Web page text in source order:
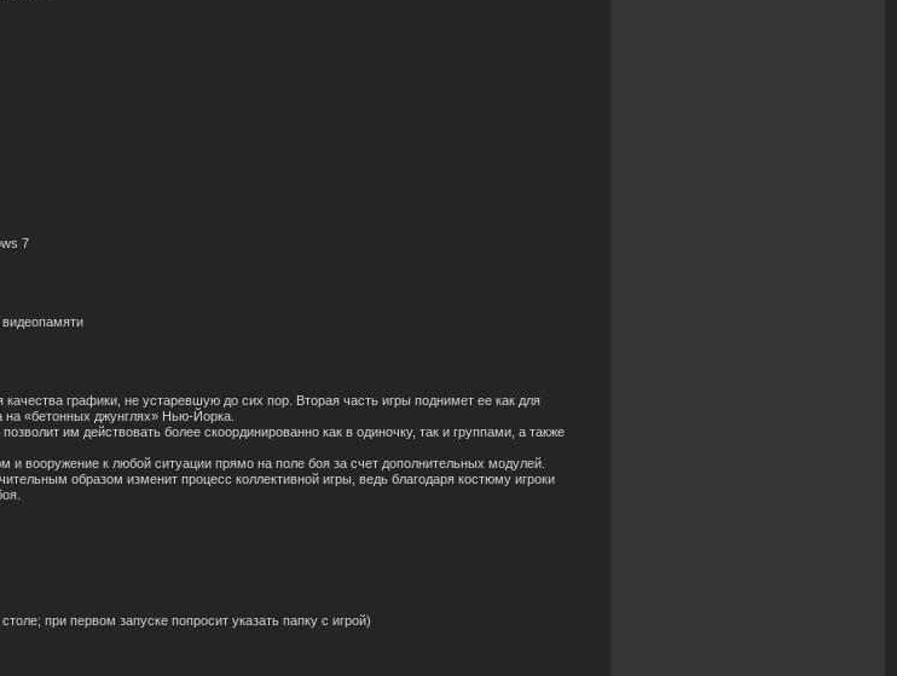
7
графики, не устаревшую до сих пор. Вторая часть игры поднимет ее как для
на «бетонных джунглях» Нью-Йорка.
им действовать более скоординированно как в одиночку, так и группами, а также
вооружение к любой ситуации прямо на поле боя за счет дополнительных модулей.
образом изменит процесс коллективной игры, ведь благодаря костюму игроки
при первом запуске попросит указать папку с игрой)